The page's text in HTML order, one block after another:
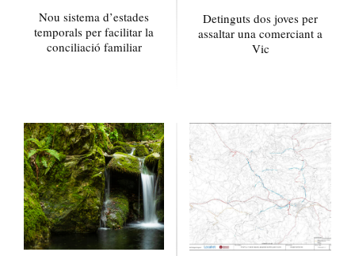
Nou sistema d’estades
temporals per facilitar la
conciliació familiar
Detinguts dos joves per
assaltar una comerciant a
Vic